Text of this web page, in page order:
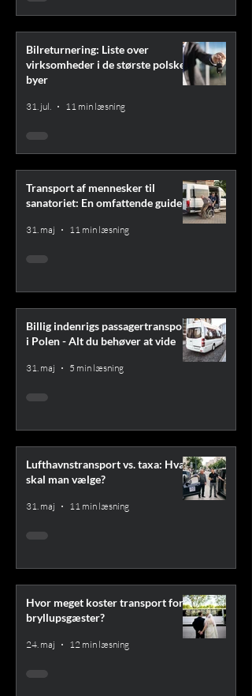
Bilreturnering: Liste over
virksomheder i de største polske
byer
31. jul. 11 min læsning
Transport af mennesker til
sanatoriet: En omfattende guide
31. maj 11 min læsning
Billig indenrigs passagertransport
i Polen - Alt du behøver at vide
31. maj 5 min læsning
Lufthavnstransport vs. taxa: Hvad
skal man vælge?
31. maj 11 min læsning
Hvor meget koster transport for
bryllupsgæster?
24. maj 12 min læsning